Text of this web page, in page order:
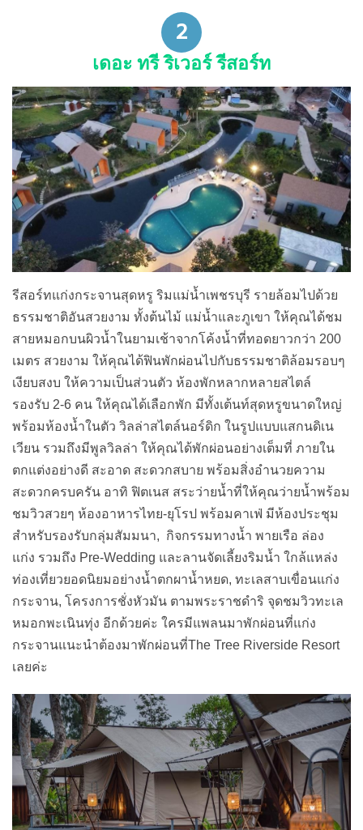
2
เดอะ ทรี ริเวอร์ รีสอร์ท
รีสอร์ทแก่งกระจานสุดหรู ริมแม่น้ำเพชรบุรี รายล้อมไปด้วย
ธรรมชาติอันสวยงาม ทั้งต้นไม้ แม่น้ำและภูเขา ให้คุณได้ชม
สายหมอกบนผิวน้ำในยามเช้าจากโค้งน้ำที่ทอดยาวกว่า 200
เมตร สวยงาม ให้คุณได้ฟินพักผ่อนไปกับธรรมชาติล้อมรอบๆ
เงียบสงบ ให้ความเป็นส่วนตัว ห้องพักหลากหลายสไตล์
รองรับ 2-6 คน ให้คุณได้เลือกพัก มีทั้งเต้นท์สุดหรูขนาดใหญ่
พร้อมห้องน้ำในตัว วิลล่าสไตล์นอร์ดิก ในรูปแบบแสกนดิเน
เวียน รวมถึงมีพูลวิลล่า ให้คุณได้พักผ่อนอย่างเต็มที่ ภายใน
ตกแต่งอย่างดี สะอาด สะดวกสบาย พร้อมสิ่งอำนวยความ
สะดวกครบครัน อาทิ ฟิตเนส สระว่ายน้ำที่ให้คุณว่ายน้ำพร้อม
ชมวิวสวยๆ ห้องอาหารไทย-ยุโรป พร้อมคาเฟ่ มีห้องประชุม
สำหรับรองรับกลุ่มสัมมนา, กิจกรรมทางน้ำ พายเรือ ล่อง
แก่ง รวมถึง Pre-Wedding และลานจัดเลี้ยงริมน้ำ ใกล้แหล่ง
ท่องเที่ยวยอดนิยมอย่างน้ำตกผาน้ำหยด, ทะเลสาบเขื่อนแก่ง
กระจาน, โครงการชั่งหัวมัน ตามพระราชดำริ จุดชมวิวทะเล
หมอกพะเนินทุ่ง อีกด้วยค่ะ ใครมีแพลนมาพักผ่อนที่แก่ง
กระจานแนะนำต้องมาพักผ่อนที่The Tree Riverside Resort
เลยค่ะ